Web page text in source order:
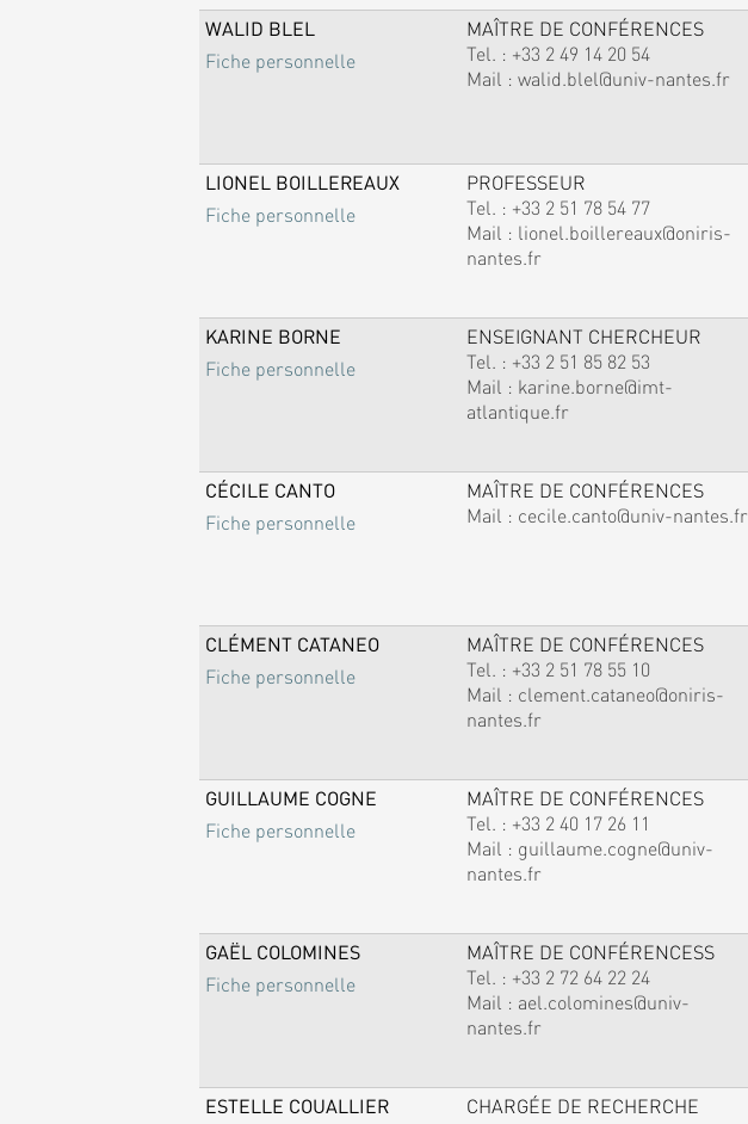
WALID BLEL
Fiche personnelle
MAÎTRE DE CONFÉRENCES
Tel. : +33 2 49 14 20 54
Mail : walid.blel@univ-nantes.fr
LIONEL BOILLEREAUX
Fiche personnelle
PROFESSEUR
Tel. : +33 2 51 78 54 77
Mail : lionel.boillereaux@oniris-
nantes.fr
KARINE BORNE
Fiche personnelle
ENSEIGNANT CHERCHEUR
Tel. : +33 2 51 85 82 53
Mail : karine.borne@imt-
atlantique.fr
CÉCILE CANTO
Fiche personnelle
MAÎTRE DE CONFÉRENCES
Mail : cecile.canto@univ-nantes.fr
CLÉMENT CATANEO
Fiche personnelle
MAÎTRE DE CONFÉRENCES
Tel. : +33 2 51 78 55 10
Mail : clement.cataneo@oniris-
nantes.fr
GUILLAUME COGNE
Fiche personnelle
MAÎTRE DE CONFÉRENCES
Tel. : +33 2 40 17 26 11
Mail : guillaume.cogne@univ-
nantes.fr
GAËL COLOMINES
Fiche personnelle
MAÎTRE DE CONFÉRENCESS
Tel. : +33 2 72 64 22 24
Mail : ael.colomines@univ-
nantes.fr
ESTELLE COUALLIER
CHARGÉE DE RECHERCHE